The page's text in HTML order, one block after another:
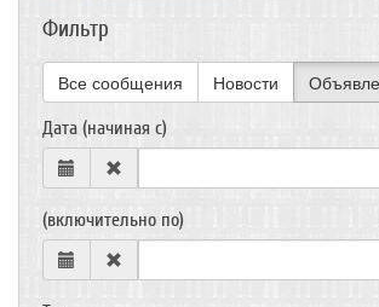
Фильтр
Все сообщения Новости
Дата (начиная с)
(включительно по)